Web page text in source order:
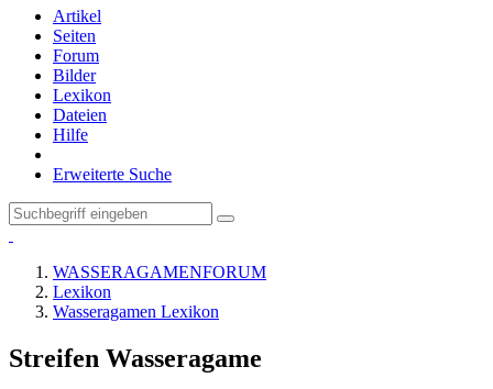
Artikel
Seiten
Forum
Bilder
Lexikon
Dateien
Hilfe
Erweiterte Suche
WASSERAGAMENFORUM
Lexikon
Wasseragamen Lexikon
Streifen Wasseragame